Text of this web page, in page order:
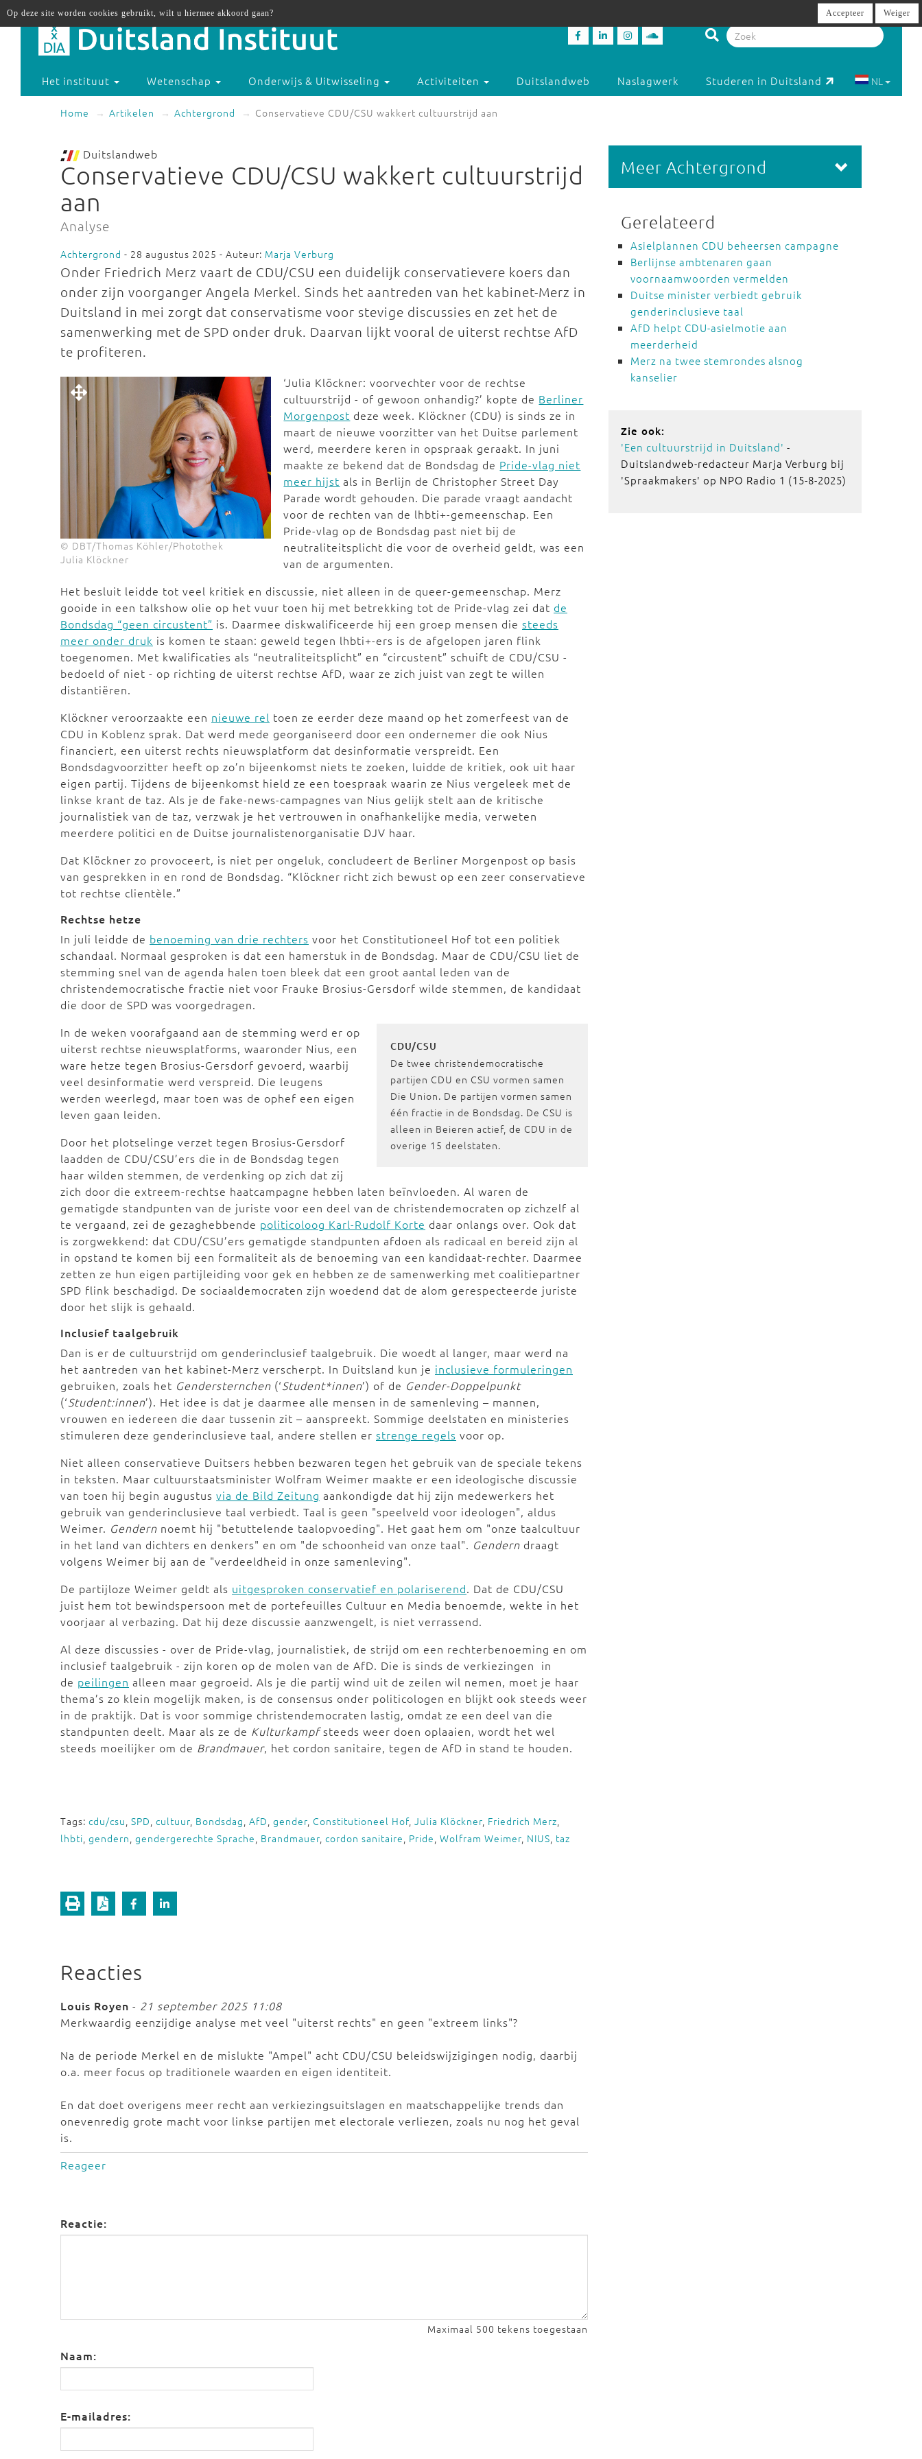
Het instituut Wetenschap Onderwijs & Uitwisseling Activiteiten Duitslandweb Naslagwerk Studeren in Duitsland NL
Home Artikelen Achtergrond Conservatieve CDU/CSU wakkert cultuurstrijd aan
Duitslandweb
Conservatieve CDU/CSU wakkert cultuurstrijd
aan
Analyse
Achtergrond - 28 augustus 2025 - Auteur: Marja Verburg
Onder Friedrich Merz vaart de CDU/CSU een duidelijk conservatievere koers dan
onder zijn voorganger Angela Merkel. Sinds het aantreden van het kabinet-Merz in
Duitsland in mei zorgt dat conservatisme voor stevige discussies en zet het de
samenwerking met de SPD onder druk. Daarvan lijkt vooral de uiterst rechtse AfD
te profiteren.
© DBT/Thomas Köhler/Photothek
Julia Klöckner
‘Julia Klöckner: voorvechter voor de rechtse
cultuurstrijd - of gewoon onhandig?’ kopte de Berliner
Morgenpost deze week. Klöckner (CDU) is sinds ze in
maart de nieuwe voorzitter van het Duitse parlement
werd, meerdere keren in opspraak geraakt. In juni
maakte ze bekend dat de Bondsdag de Pride-vlag niet
meer hijst als in Berlijn de Christopher Street Day
Parade wordt gehouden. Die parade vraagt aandacht
voor de rechten van de lhbti+-gemeenschap. Een
Pride-vlag op de Bondsdag past niet bij de
neutraliteitsplicht die voor de overheid geldt, was een
van de argumenten.
Het besluit leidde tot veel kritiek en discussie, niet alleen in de queer-gemeenschap. Merz
gooide in een talkshow olie op het vuur toen hij met betrekking tot de Pride-vlag zei dat de
Bondsdag “geen circustent” is. Daarmee diskwalificeerde hij een groep mensen die steeds
meer onder druk is komen te staan: geweld tegen lhbti+-ers is de afgelopen jaren flink
toegenomen. Met kwalificaties als “neutraliteitsplicht” en “circustent” schuift de CDU/CSU -
bedoeld of niet - op richting de uiterst rechtse AfD, waar ze zich juist van zegt te willen
distantiëren.
Klöckner veroorzaakte een nieuwe rel toen ze eerder deze maand op het zomerfeest van de
CDU in Koblenz sprak. Dat werd mede georganiseerd door een ondernemer die ook Nius
financiert, een uiterst rechts nieuwsplatform dat desinformatie verspreidt. Een
Bondsdagvoorzitter heeft op zo’n bijeenkomst niets te zoeken, luidde de kritiek, ook uit haar
eigen partij. Tijdens de bijeenkomst hield ze een toespraak waarin ze Nius vergeleek met de
linkse krant de taz. Als je de fake-news-campagnes van Nius gelijk stelt aan de kritische
journalistiek van de taz, verzwak je het vertrouwen in onafhankelijke media, verweten
meerdere politici en de Duitse journalistenorganisatie DJV haar.
Dat Klöckner zo provoceert, is niet per ongeluk, concludeert de Berliner Morgenpost op basis
van gesprekken in en rond de Bondsdag. “Klöckner richt zich bewust op een zeer conservatieve
tot rechtse clientèle.”
Rechtse hetze
In juli leidde de benoeming van drie rechters voor het Constitutioneel Hof tot een politiek
schandaal. Normaal gesproken is dat een hamerstuk in de Bondsdag. Maar de CDU/CSU liet de
stemming snel van de agenda halen toen bleek dat een groot aantal leden van de
christendemocratische fractie niet voor Frauke Brosius-Gersdorf wilde stemmen, de kandidaat
die door de SPD was voorgedragen.
CDU/CSU
De twee christendemocratische
partijen CDU en CSU vormen samen
Die Union. De partijen vormen samen
één fractie in de Bondsdag. De CSU is
alleen in Beieren actief, de CDU in de
overige 15 deelstaten.
In de weken voorafgaand aan de stemming werd er op
uiterst rechtse nieuwsplatforms, waaronder Nius, een
ware hetze tegen Brosius-Gersdorf gevoerd, waarbij
veel desinformatie werd verspreid. Die leugens
werden weerlegd, maar toen was de ophef een eigen
leven gaan leiden.
Door het plotselinge verzet tegen Brosius-Gersdorf
laadden de CDU/CSU’ers die in de Bondsdag tegen
haar wilden stemmen, de verdenking op zich dat zij
zich door die extreem-rechtse haatcampagne hebben laten beïnvloeden. Al waren de
gematigde standpunten van de juriste voor een deel van de christendemocraten op zichzelf al
te vergaand, zei de gezaghebbende politicoloog Karl-Rudolf Korte daar onlangs over. Ook dat
is zorgwekkend: dat CDU/CSU’ers gematigde standpunten afdoen als radicaal en bereid zijn al
in opstand te komen bij een formaliteit als de benoeming van een kandidaat-rechter. Daarmee
zetten ze hun eigen partijleiding voor gek en hebben ze de samenwerking met coalitiepartner
SPD flink beschadigd. De sociaaldemocraten zijn woedend dat de alom gerespecteerde juriste
door het slijk is gehaald.
Inclusief taalgebruik
Dan is er de cultuurstrijd om genderinclusief taalgebruik. Die woedt al langer, maar werd na
het aantreden van het kabinet-Merz verscherpt. In Duitsland kun je inclusieve formuleringen
gebruiken, zoals het Gendersternchen (‘Student*innen’) of de Gender-Doppelpunkt
(‘Student:innen’). Het idee is dat je daarmee alle mensen in de samenleving – mannen,
vrouwen en iedereen die daar tussenin zit – aanspreekt. Sommige deelstaten en ministeries
stimuleren deze genderinclusieve taal, andere stellen er strenge regels voor op.
Niet alleen conservatieve Duitsers hebben bezwaren tegen het gebruik van de speciale tekens
in teksten. Maar cultuurstaatsminister Wolfram Weimer maakte er een ideologische discussie
van toen hij begin augustus via de Bild Zeitung aankondigde dat hij zijn medewerkers het
gebruik van genderinclusieve taal verbiedt. Taal is geen "speelveld voor ideologen", aldus
Weimer. Gendern noemt hij "betuttelende taalopvoeding". Het gaat hem om "onze taalcultuur
in het land van dichters en denkers" en om "de schoonheid van onze taal". Gendern draagt
volgens Weimer bij aan de "verdeeldheid in onze samenleving".
De partijloze Weimer geldt als uitgesproken conservatief en polariserend. Dat de CDU/CSU
juist hem tot bewindspersoon met de portefeuilles Cultuur en Media benoemde, wekte in het
voorjaar al verbazing. Dat hij deze discussie aanzwengelt, is niet verrassend.
Al deze discussies - over de Pride-vlag, journalistiek, de strijd om een rechterbenoeming en om
inclusief taalgebruik - zijn koren op de molen van de AfD. Die is sinds de verkiezingen in
de peilingen alleen maar gegroeid. Als je die partij wind uit de zeilen wil nemen, moet je haar
thema’s zo klein mogelijk maken, is de consensus onder politicologen en blijkt ook steeds weer
in de praktijk. Dat is voor sommige christendemocraten lastig, omdat ze een deel van die
standpunten deelt. Maar als ze de Kulturkampfsteeds weer doen oplaaien, wordt het wel
steeds moeilijker om de Brandmauer, het cordon sanitaire, tegen de AfD in stand te houden.
Tags: cdu/csu, SPD, cultuur, Bondsdag, AfD, gender, Constitutioneel Hof, Julia Klöckner, Friedrich Merz,
lhbti, gendern, gendergerechte Sprache, Brandmauer, cordon sanitaire, Pride, Wolfram Weimer, NIUS, taz
Reacties
Louis Royen - 21 september 2025 11:08
Merkwaardig eenzijdige analyse met veel "uiterst rechts" en geen "extreem links"?
Na de periode Merkel en de mislukte "Ampel" acht CDU/CSU beleidswijzigingen nodig, daarbij
o.a. meer focus op traditionele waarden en eigen identiteit.
En dat doet overigens meer recht aan verkiezingsuitslagen en maatschappelijke trends dan
onevenredig grote macht voor linkse partijen met electorale verliezen, zoals nu nog het geval
is.
Reageer
Reactie:
Maximaal 500 tekens toegestaan
Naam:
E-mailadres:
Meer Achtergrond
Gerelateerd
Asielplannen CDU beheersen campagne
Berlijnse ambtenaren gaan
voornaamwoorden vermelden
Duitse minister verbiedt gebruik
genderinclusieve taal
AfD helpt CDU-asielmotie aan
meerderheid
Merz na twee stemrondes alsnog
kanselier
Zie ook:
'Een cultuurstrijd in Duitsland' -
Duitslandweb-redacteur Marja Verburg bij
'Spraakmakers' op NPO Radio 1 (15-8-2025)
Op deze site worden cookies gebruikt, wilt u hiermee akkoord gaan? Accepteer Weiger